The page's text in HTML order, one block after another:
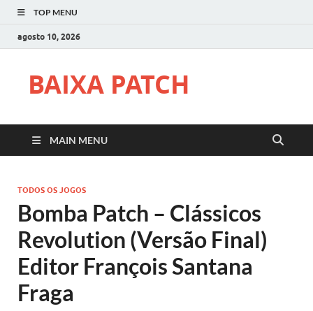
TOP MENU
agosto 10, 2026
BAIXA PATCH
MAIN MENU
TODOS OS JOGOS
Bomba Patch – Clássicos
Revolution (Versão Final)
Editor François Santana
Fraga